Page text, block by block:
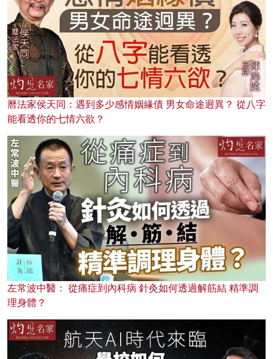
曆法家侯天同：遇到多少感情姻緣債 男女命途迥異？ 從八字
能看透你的七情六欲？
左常波中醫： 從痛症到內科病 針灸如何透過解筋結 精準調
理身體？